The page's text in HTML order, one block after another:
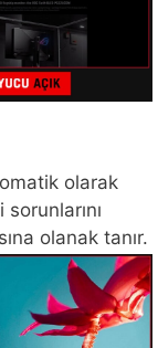
olarak
olanak tanır.